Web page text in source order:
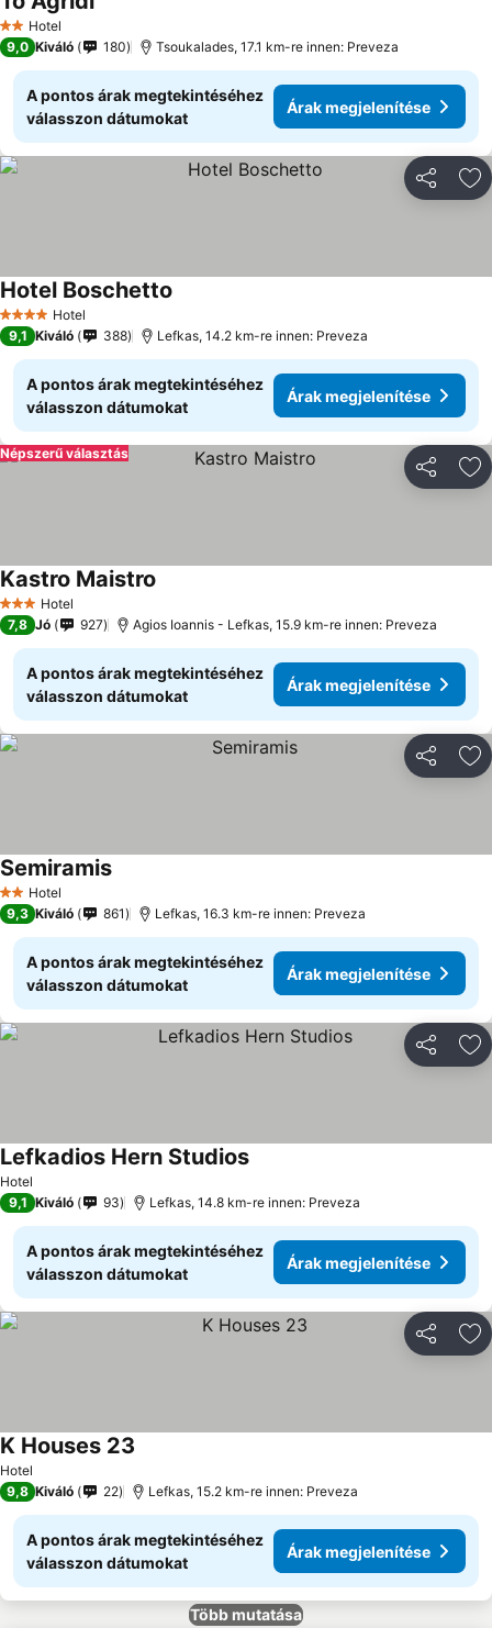
2 Kategória
Hotel
9,0 Kiváló 180 Tsoukalades, 17.1 km-re innen: Preveza
A pontos árak megtekintéséhez
válasszon dátumokat
Árak megjelenítése
4 KategóriaHotel
Hotel Boschetto
9,1 Kiváló 388 Lefkas, 14.2 km-re innen: Preveza
A pontos árak megtekintéséhez
válasszon dátumokat
Árak megjelenítése
Népszerű választás
3 Kategória
Hotel
Kastro Maistro
7,8 Jó 927 Agios Ioannis - Lefkas, 15.9 km-re innen: Preveza
A pontos árak megtekintéséhez
válasszon dátumokat
Árak megjelenítése
2 Kategória
Hotel
Semiramis
9,3 Kiváló 861 Lefkas, 16.3 km-re innen: Preveza
A pontos árak megtekintéséhez
válasszon dátumokat
Árak megjelenítése
Hotel
Lefkadios Hern Studios
9,1 Kiváló 93 Lefkas, 14.8 km-re innen: Preveza
A pontos árak megtekintéséhez
válasszon dátumokat
Árak megjelenítése
Hotel
K Houses 23
9,8 Kiváló 22 Lefkas, 15.2 km-re innen: Preveza
A pontos árak megtekintéséhez
válasszon dátumokat
Árak megjelenítése
Több mutatása